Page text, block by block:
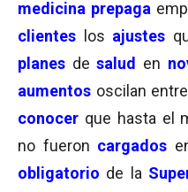
medicina prepaga
clientes los ajustes
planes desalud en
aumentos oscilan entre
conocer que hasta el
no fueron cargados
obligatorio de la